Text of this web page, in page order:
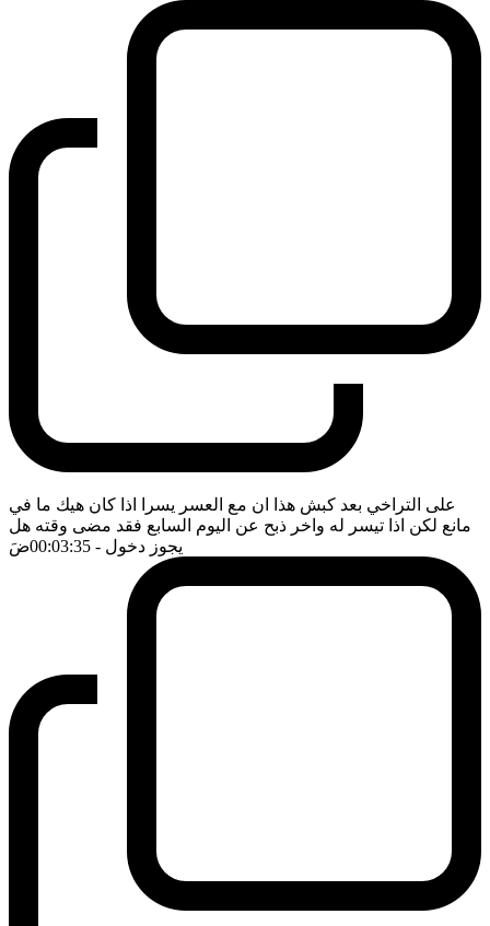
على التراخي بعد كبش هذا ان مع العسر يسرا اذا كان هيك ما في
مانع لكن اذا تيسر له واخر ذبح عن اليوم السابع فقد مضى وقته هل
يجوز دخول - 00:03:35 ضَ